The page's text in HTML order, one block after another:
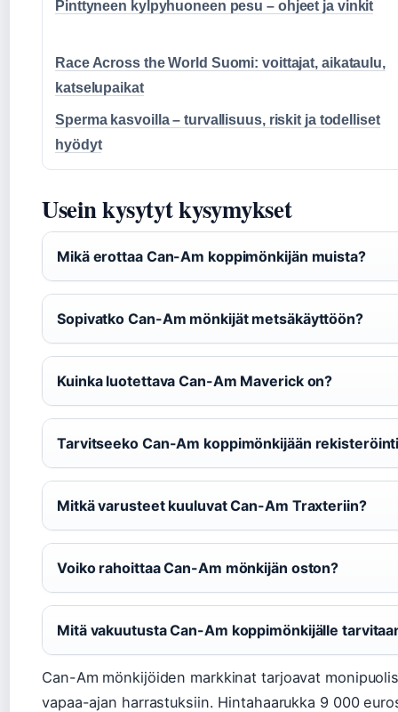
Pinttyneen kylpyhuoneen pesu – ohjeet ja vinkit
Race Across the World Suomi: voittajat, aikataulu,
katselupaikat
Sperma kasvoilla – turvallisuus, riskit ja todelliset
hyödyt
Usein kysytyt kysymykset
Mikä erottaa Can-Am koppimönkijän muista?
Sopivatko Can-Am mönkijät metsäkäyttöön?
Kuinka luotettava Can-Am Maverick on?
Tarvitseeko Can-Am koppimönkijään
Mitkä varusteet kuuluvat Can-Am Traxteriin?
Voiko rahoittaa Can-Am mönkijän oston?
Mitä vakuutusta Can-Am koppimönkijälle
Can-Am mönkijöiden markkinat tarjoavat
vapaa-ajan harrastuksiin. Hintahaarukka 9 000